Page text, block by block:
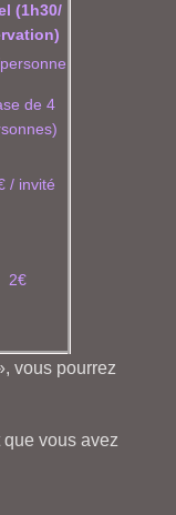
(1h30/
de 4
/ invité
2€
vous pourrez
vous avez